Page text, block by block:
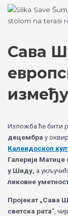
Skip
Сава
Изложба ће бити
децембра у
Калеидоскоп
Галерији
у Шиду, а
ликовне
Пројекат „Сава
светска рата“,
Choose